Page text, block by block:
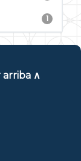
1
arriba ∧